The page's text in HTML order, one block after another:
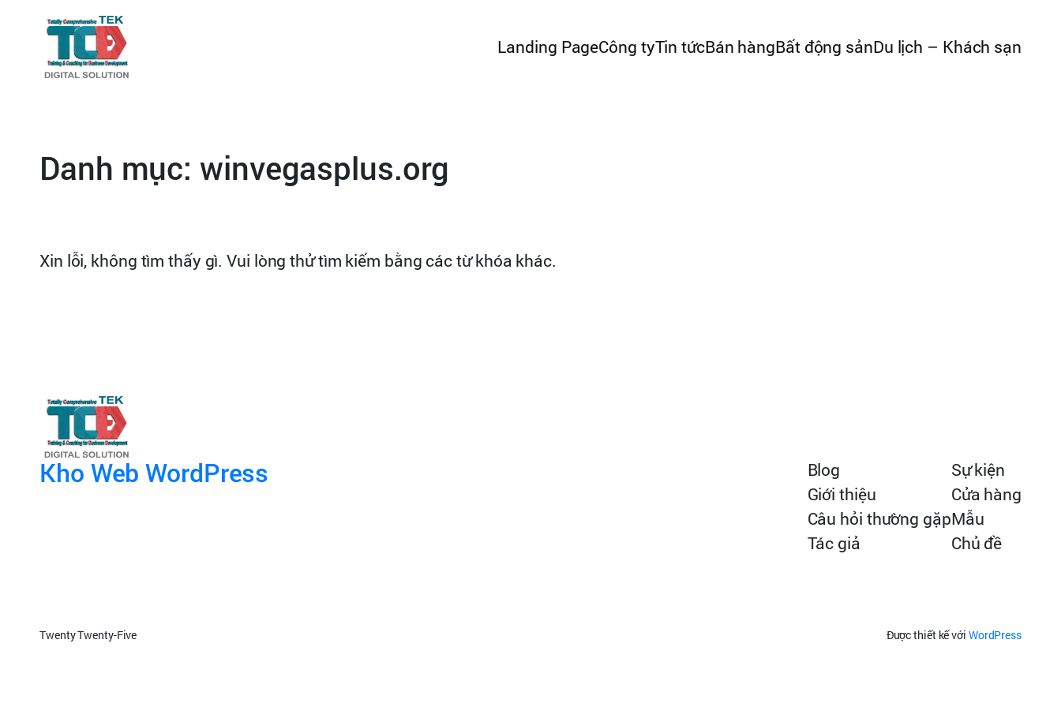
Landing PageCông tyTin tứcBán hàngBất động sảnDu lịch – Khách sạn
Danh mục: winvegasplus.org
Xin lỗi, không tìm thấy gì. Vui lòng thử tìm kiếm bằng các từ khóa khác.
Kho Web WordPress
Blog
Giới thiệu
Câu hỏi thường gặp
Tác giả
Sự kiện
Cửa hàng
Mẫu
Chủ đề
Twenty Twenty-Five Được thiết kế với WordPress